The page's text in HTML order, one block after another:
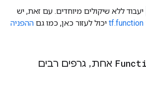
  attr {
    key: "shape"
יעבוד ללא שיקולים מיוחדים. עם זאת, יש
יכול לעזור כאן, כמו גם ההפניה
אחת, גרפים רבים